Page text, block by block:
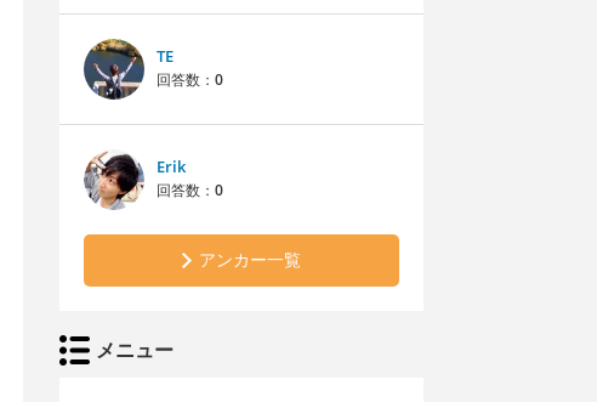
TE
回答数： 0
Erik
回答数： 0
アンカー一覧
メニュー